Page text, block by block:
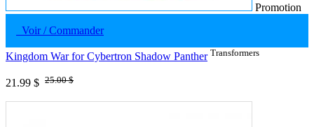
Promotion
Voir / Commander
Kingdom War for Cybertron Shadow Panther Transformers
21.99 $ 25.00 $